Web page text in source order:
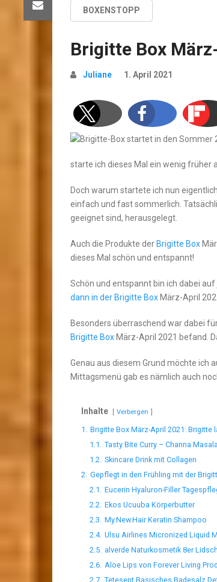
BOXENSTOPP
Brigitte Box
Juliane 1. April 2021
starte ich dieses Mal ein wenig früher
Doch warum startete ich nun
einfach und fast sommerlich.
geeignet sind, herausgelegt.
Auch die Produkte der Brigitte Box
dieses Mal schön und entspannt!
Schön und entspannt bin ich dabei auf
dann in der Brigitte Box März-April
Besonders überraschend war dabei
Brigitte Box März-April 2021 befand.
Genau aus diesem Grund möchte ich
Mittagsmenü gab es nämlich auch
Inhalte Verbergen
1. Brigitte Box März-April 2021: Brigitte
1.1. Tasty Bite Curry – Channa Masala
1.2. Skincare Drink mit Collagen
2. Gepflegt in den Frühling mit der
2.1. Eucerin Hyaluron-Filler
2.2. Ekos Ucuuba Körperbutter
2.3. My.New.Hair Keratin Shampoo
2.4. Ulsu Airlines Micronized Liquid
2.5. alverde Naturkosmetik 8er
2.6. Aloe Lips von Forever Living
2.7. Tetesept Basisches Badesalz